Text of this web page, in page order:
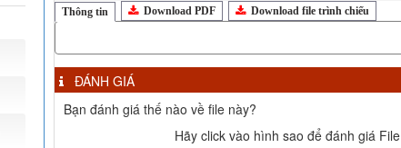
Thông tin Download PDF Download file trình chiếu
ĐÁNH GIÁ
Bạn đánh giá thế nào về file này?
Hãy click vào hình sao để đánh giá File